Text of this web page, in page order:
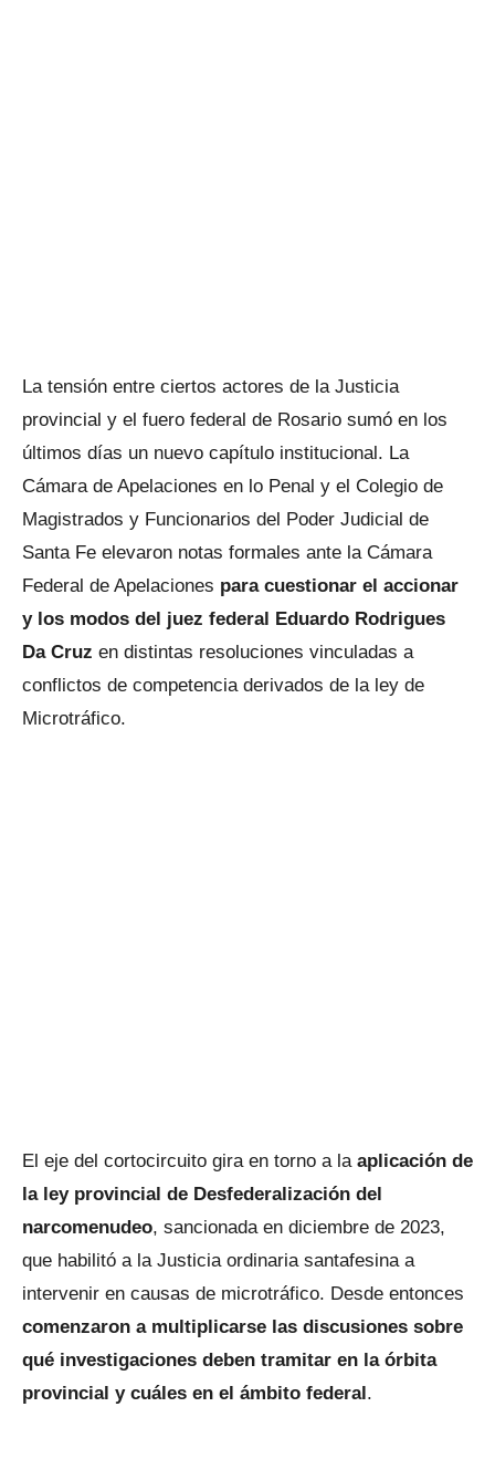
La tensión entre ciertos actores de la Justicia
provincial y el fuero federal de Rosario sumó en los
últimos días un nuevo capítulo institucional. La
Cámara de Apelaciones en lo Penal y el Colegio de
Magistrados y Funcionarios del Poder Judicial de
Santa Fe elevaron notas formales ante la Cámara
Federal de Apelaciones para cuestionar el accionar
y los modos del juez federal Eduardo Rodrigues
Da Cruz en distintas resoluciones vinculadas a
conflictos de competencia derivados de la ley de
Microtráfico.
El eje del cortocircuito gira en torno a la aplicación de
la ley provincial de Desfederalización del
narcomenudeo, sancionada en diciembre de 2023,
que habilitó a la Justicia ordinaria santafesina a
intervenir en causas de microtráfico. Desde entonces
comenzaron a multiplicarse las discusiones sobre
qué investigaciones deben tramitar en la órbita
provincial y cuáles en el ámbito federal.